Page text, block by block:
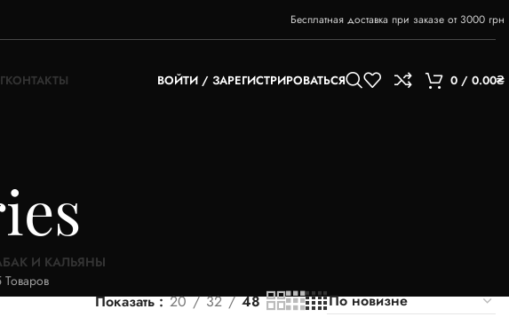
Бесплатная доставка при заказе от 3000 грн
КОНТАКТЫ ВОЙТИ / ЗАРЕГИСТРИРОВАТЬСЯ 0 / 0.00₴
И КАЛЬЯНЫ
Товаров
Показать 20 32 48